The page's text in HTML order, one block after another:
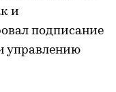
и
подписание
управлению